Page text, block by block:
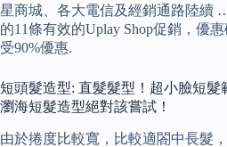
星商城、各大電信及經銷通路陸續
的11條有效的Uplay Shop促銷，優
受90%優惠.
短頭髮造型: 直髮髮型！超小臉短髮
瀏海短髮造型絕對該嘗試！
由於捲度比較寬，比較適閤中長髮